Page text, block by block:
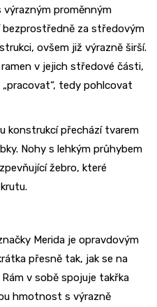
proměnným
bezprostředně za středovým
ovšem již výrazně širší.
v jejich středové části,
tedy pohlcovat
konstrukcí přechází tvarem
Nohy s lehkým průhybem
žebro, které
Merida je opravdovým
přesně tak, jak se na
v sobě spojuje takřka
hmotnost s výrazně